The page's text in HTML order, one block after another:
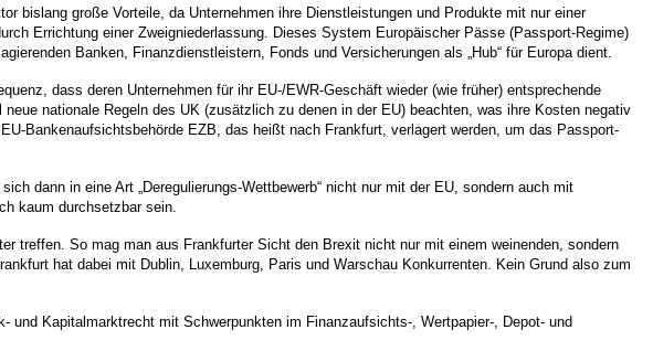
bislang große Vorteile, da Unternehmen ihre Dienstleistungen und Produkte mit nur einer
Errichtung einer Zweigniederlassung. Dieses System Europäischer Pässe (Passport-Regime)
Banken, Finanzdienstleistern, Fonds und Versicherungen als „Hub“ für Europa dient.
dass deren Unternehmen für ihr EU-/EWR-Geschäft wieder (wie früher) entsprechende
nationale Regeln des UK (zusätzlich zu denen in der EU) beachten, was ihre Kosten negativ
Bankenaufsichtsbehörde EZB, das heißt nach Frankfurt, verlagert werden, um das Passport-
dann in eine Art „Deregulierungs-Wettbewerb“ nicht nur mit der EU, sondern auch mit
kaum durchsetzbar sein.
treffen. So mag man aus Frankfurter Sicht den Brexit nicht nur mit einem weinenden, sondern
hat dabei mit Dublin, Luxemburg, Paris und Warschau Konkurrenten. Kein Grund also zum
Kapitalmarktrecht mit Schwerpunkten im Finanzaufsichts-, Wertpapier-, Depot- und